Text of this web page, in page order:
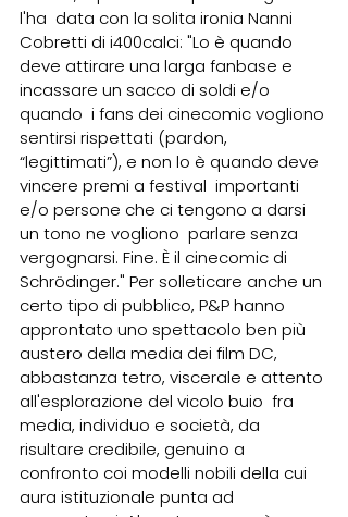
l'ha  data con la solita ironia Nanni
Cobretti di i400calci: "Lo è quando
deve attirare una larga fanbase e
incassare un sacco di soldi e/o
quando  i fans dei cinecomic vogliono
sentirsi rispettati (pardon,
“legittimati”), e non lo è quando deve
vincere premi a festival  importanti
e/o persone che ci tengono a darsi
un tono ne vogliono  parlare senza
vergognarsi. Fine. È il cinecomic di
Schrödinger." Per solleticare anche un
certo tipo di pubblico, P&P hanno
approntato uno spettacolo ben più
austero della media dei film DC,
abbastanza tetro, viscerale e attento
all'esplorazione del vicolo buio  fra
media, individuo e società, da
risultare credibile, genuino a
confronto coi modelli nobili della cui
aura istituzionale punta ad